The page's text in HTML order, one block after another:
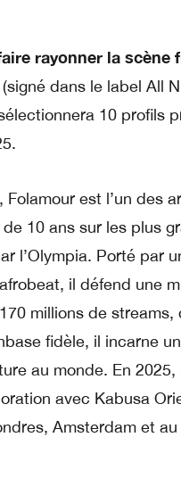
rayonner la scène
dans le label All
10 profils
est l’un des
10 ans sur les plus
l’Olympia. Porté par
il défend une
millions de
fidèle, il incarne
au monde. En
avec Kabusa
Amsterdam et